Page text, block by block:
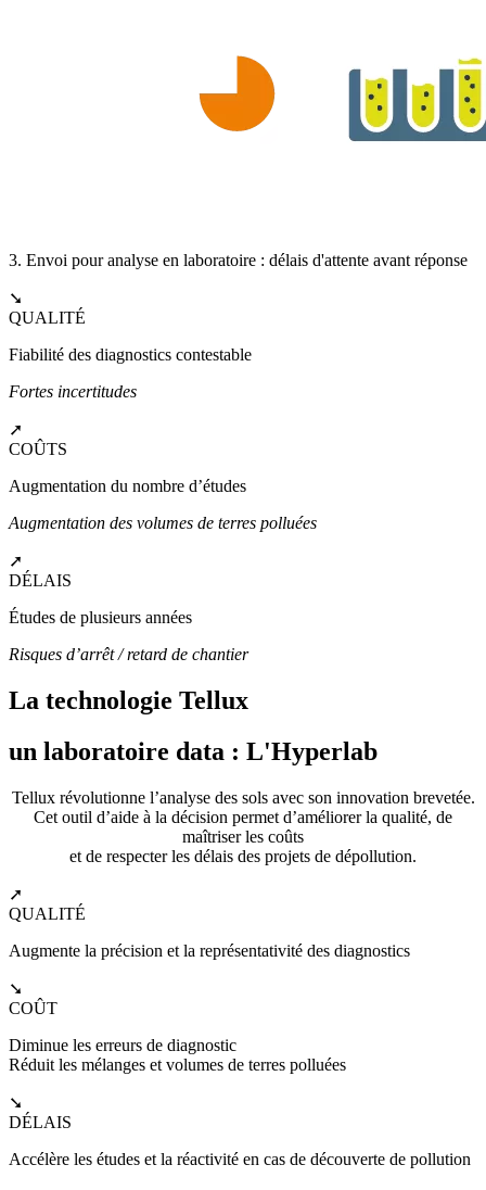
3. Envoi pour analyse en laboratoire : délais d'attente avant réponse
➘
QUALITÉ
Fiabilité des diagnostics contestable
Fortes incertitudes
➚
COÛTS
Augmentation du nombre d’études
Augmentation des volumes de terres polluées
➚
DÉLAIS
Études de plusieurs années
Risques d’arrêt / retard de chantier
La technologie Tellux
un laboratoire data : L'Hyperlab
Tellux révolutionne l’analyse des sols avec son innovation brevetée.
Cet outil d’aide à la décision permet d’améliorer la qualité, de
maîtriser les coûts
et de respecter les délais des projets de dépollution.
➚
QUALITÉ
Augmente la précision et la représentativité des diagnostics
➘
COÛT
Diminue les erreurs de diagnostic
Réduit les mélanges et volumes de terres polluées
➘
DÉLAIS
Accélère les études et la réactivité en cas de découverte de pollution